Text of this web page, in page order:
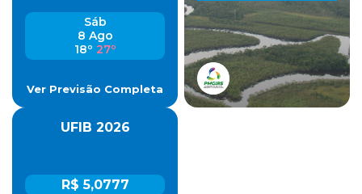
Sáb
8 Ago
18º 27º
Ver Previsão Completa
UFIB 2026
R$ 5,0777